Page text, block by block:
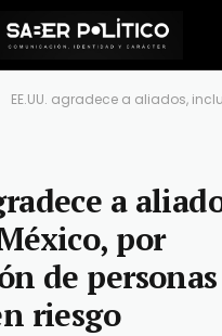
EE.UU. agradece a aliados, incluido México, por reubicación de
a
por
de personas
riesgo